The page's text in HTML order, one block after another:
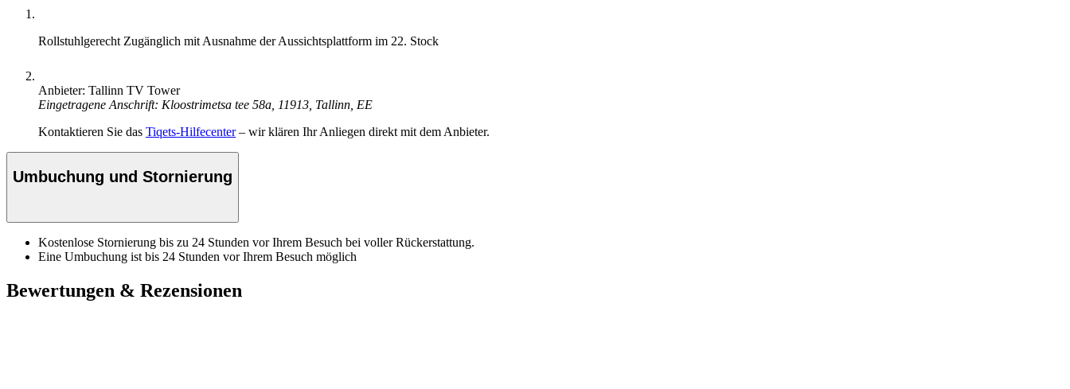
Rollstuhlgerecht Zugänglich mit Ausnahme der Aussichtsplattform im 22. Stock
Anbieter: Tallinn TV Tower
Eingetragene Anschrift: Kloostrimetsa tee 58a, 11913, Tallinn, EE
Kontaktieren Sie das Tiqets-Hilfecenter– wir klären Ihr Anliegen direkt mit dem Anbieter.
Umbuchung und Stornierung
Kostenlose Stornierung bis zu 24 Stunden vor Ihrem Besuch bei voller Rückerstattung.
Eine Umbuchung ist bis 24 Stunden vor Ihrem Besuch möglich
Bewertungen & Rezensionen